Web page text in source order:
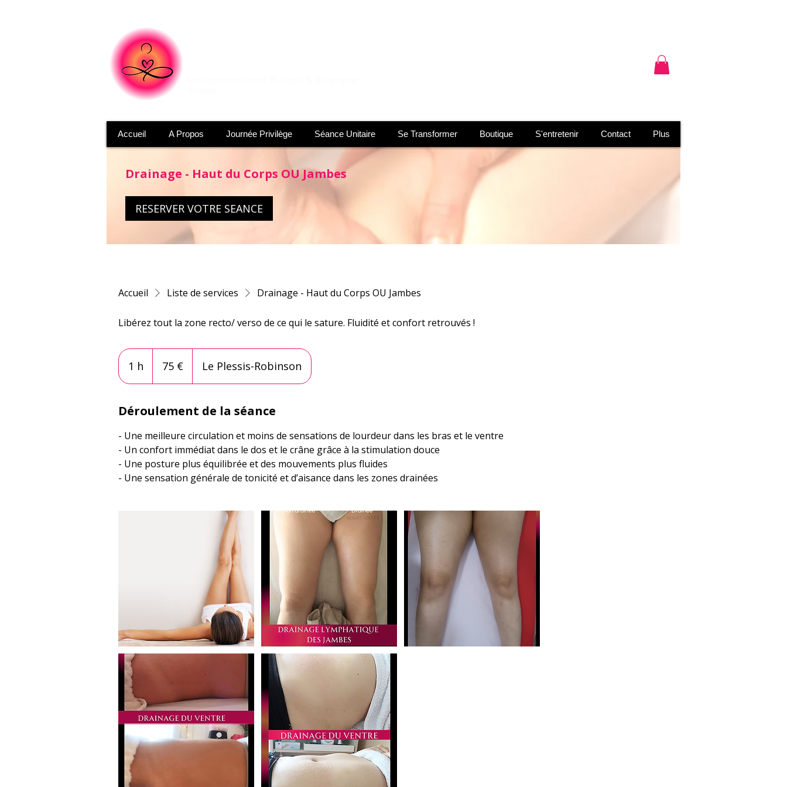
Accueil A Propos Journée Privilège Séance Unitaire Se Transformer Boutique S'entretenir Contact Plus
Drainage - Haut du Corps OU Jambes
RESERVER VOTRE SEANCE
Accueil Liste de services Drainage - Haut du Corps OU Jambes
Libérez tout la zone recto/ verso de ce qui le sature. Fluidité et confort retrouvés !
1 h 75 € Le Plessis-Robinson
Déroulement de la séance
- Une meilleure circulation et moins de sensations de lourdeur dans les bras et le ventre
- Un confort immédiat dans le dos et le crâne grâce à la stimulation douce
- Une posture plus équilibrée et des mouvements plus fluides
- Une sensation générale de tonicité et d’aisance dans les zones drainées